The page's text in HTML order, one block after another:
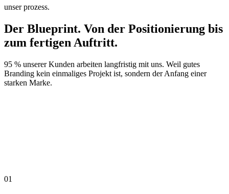
unser prozess.
Der Blueprint. Von der Positionierung bis
zum fertigen Auftritt.
95 % unserer Kunden arbeiten langfristig mit uns. Weil gutes
Branding kein einmaliges Projekt ist, sondern der Anfang einer
starken Marke.
01